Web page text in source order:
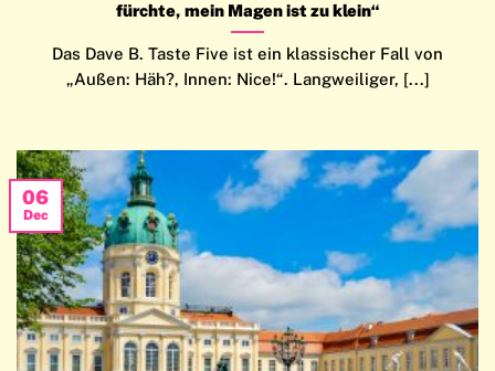
fürchte, mein Magen ist zu klein“
Das Dave B. Taste Five ist ein klassischer Fall von
„Außen: Häh?, Innen: Nice!“. Langweiliger, [...]
06
Dec